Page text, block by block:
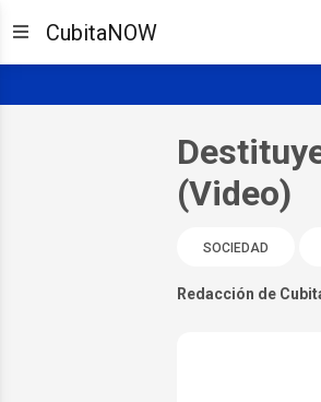
CubitaNOW
(Video)
SOCIEDAD
Redacción de